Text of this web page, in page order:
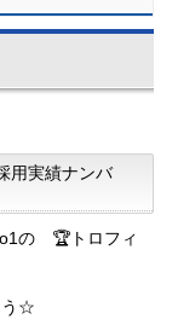
用実績ナンバ
の 🏆トロフィ
う☆